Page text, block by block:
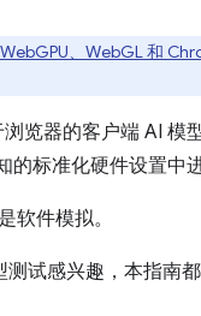
、WebGL 和
览器的客户端 AI 模
标准化硬件设置中进
软件模拟。
试感兴趣，本指南都